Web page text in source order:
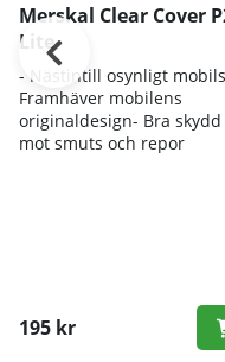
Merskal Clear Cover
Lite
- Nästintill osynligt
Framhäver mobilens
originaldesign- Bra skydd
mot smuts och repor
195 kr